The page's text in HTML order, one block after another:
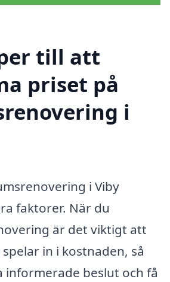
till att
priset på
i
i Viby
faktorer. När du
är det viktigt att
in i kostnaden, så
informerade beslut och få